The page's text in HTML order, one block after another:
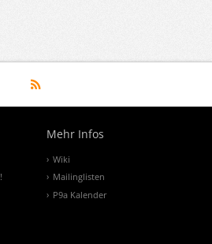
Mehr Infos
Wiki
Mailinglisten
P9a Kalender